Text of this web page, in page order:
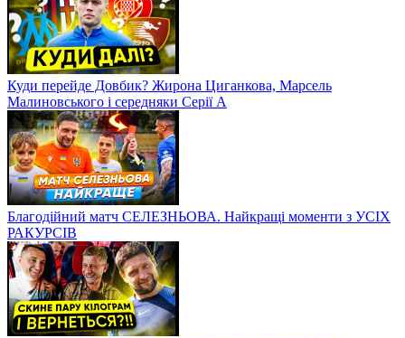
Куди перейде Довбик? Жирона Циганкова, Марсель
Малиновського і середняки Серії А
Благодійний матч СЕЛЕЗНЬОВА. Найкращі моменти з УСІХ
РАКУРСІВ